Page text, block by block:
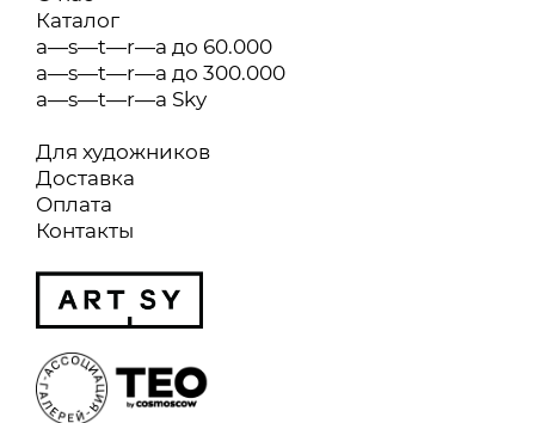
Каталог
a—s—t—r—a до 60.000
a—s—t—r—a до 300.000
a—s—t—r—a Sky
Для художников
Доставка
Оплата
Контакты